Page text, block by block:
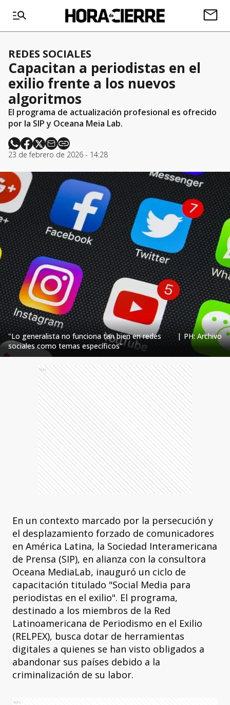
REDES SOCIALES
Capacitan a periodistas en el
exilio frente a los nuevos
algoritmos
El programa de actualización profesional es ofrecido
por la SIP y Oceana Meia Lab.
23 de febrero de 2026 - 14:28
"Lo generalista no funciona tan bien en redes
sociales como temas específicos"
| PH: Archivo
Ads
En un contexto marcado por la persecución y
el desplazamiento forzado de comunicadores
en América Latina, la Sociedad Interamericana
de Prensa (SIP), en alianza con la consultora
Oceana MediaLab, inauguró un ciclo de
capacitación titulado "Social Media para
periodistas en el exilio". El programa,
destinado a los miembros de la Red
Latinoamericana de Periodismo en el Exilio
(RELPEX), busca dotar de herramientas
digitales a quienes se han visto obligados a
abandonar sus países debido a la
criminalización de su labor.
Ads